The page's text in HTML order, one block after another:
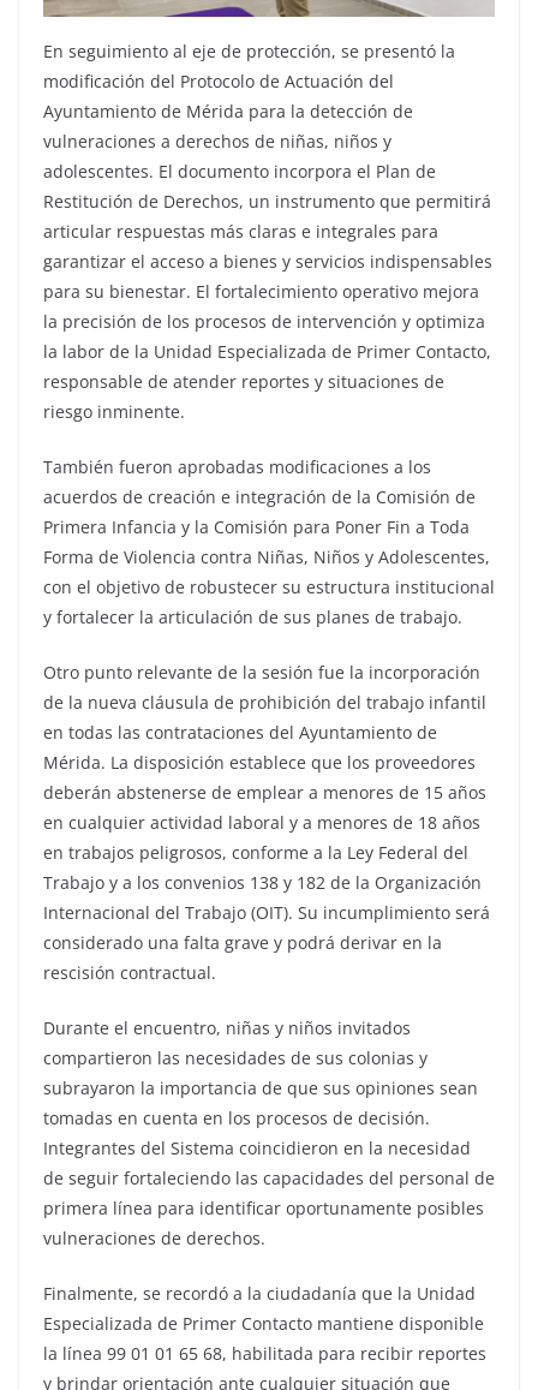
En seguimiento al eje de protección, se presentó la
modificación del Protocolo de Actuación del
Ayuntamiento de Mérida para la detección de
vulneraciones a derechos de niñas, niños y
adolescentes. El documento incorpora el Plan de
Restitución de Derechos, un instrumento que permitirá
articular respuestas más claras e integrales para
garantizar el acceso a bienes y servicios indispensables
para su bienestar. El fortalecimiento operativo mejora
la precisión de los procesos de intervención y optimiza
la labor de la Unidad Especializada de Primer Contacto,
responsable de atender reportes y situaciones de
riesgo inminente.
También fueron aprobadas modificaciones a los
acuerdos de creación e integración de la Comisión de
Primera Infancia y la Comisión para Poner Fin a Toda
Forma de Violencia contra Niñas, Niños y Adolescentes,
con el objetivo de robustecer su estructura institucional
y fortalecer la articulación de sus planes de trabajo.
Otro punto relevante de la sesión fue la incorporación
de la nueva cláusula de prohibición del trabajo infantil
en todas las contrataciones del Ayuntamiento de
Mérida. La disposición establece que los proveedores
deberán abstenerse de emplear a menores de 15 años
en cualquier actividad laboral y a menores de 18 años
en trabajos peligrosos, conforme a la Ley Federal del
Trabajo y a los convenios 138 y 182 de la Organización
Internacional del Trabajo (OIT). Su incumplimiento será
considerado una falta grave y podrá derivar en la
rescisión contractual.
Durante el encuentro, niñas y niños invitados
compartieron las necesidades de sus colonias y
subrayaron la importancia de que sus opiniones sean
tomadas en cuenta en los procesos de decisión.
Integrantes del Sistema coincidieron en la necesidad
de seguir fortaleciendo las capacidades del personal de
primera línea para identificar oportunamente posibles
vulneraciones de derechos.
Finalmente, se recordó a la ciudadanía que la Unidad
Especializada de Primer Contacto mantiene disponible
la línea 99 01 01 65 68, habilitada para recibir reportes
y brindar orientación ante cualquier situación que